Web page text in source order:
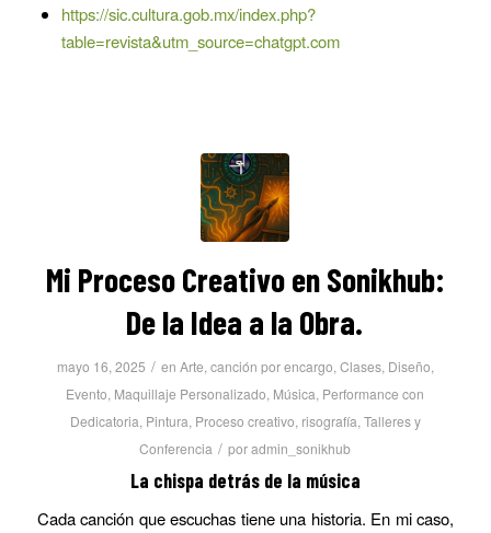
https://sic.cultura.gob.mx/index.php?
table=revista&utm_source=chatgpt.com
Mi Proceso Creativo en Sonikhub:
De la Idea a la Obra.
mayo 16, 2025 / en Arte, canción por encargo, Clases, Diseño,
Evento, Maquillaje Personalizado, Música, Performance con
Dedicatoria, Pintura, Proceso creativo, risografía, Talleres y
Conferencia / poradmin_sonikhub
La chispa detrás de la música
Cada canción que escuchas tiene una historia. En mi caso,